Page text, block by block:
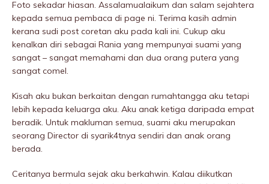
Foto sekadar hiasan. Assalamualaikum dan salam sejahtera
kepada semua pembaca di page ni. Terima kasih admin
kerana sudi post coretan aku pada kali ini. Cukup aku
kenalkan diri sebagai Rania yang mempunyai suami yang
sangat – sangat memahami dan dua orang putera yang
sangat comel.
Kisah aku bukan berkaitan dengan rumahtangga aku tetapi
lebih kepada keluarga aku. Aku anak ketiga daripada empat
beradik. Untuk makluman semua, suami aku merupakan
seorang Director di syarik4tnya sendiri dan anak orang
berada.
Ceritanya bermula sejak aku berkahwin. Kalau diikutkan